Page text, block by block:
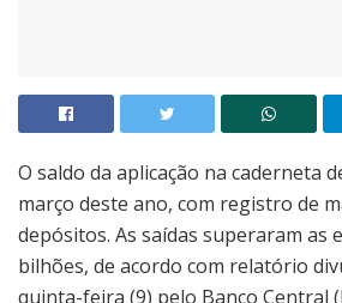
O saldo da aplicação na caderneta
março deste ano, com registro de
depósitos. As saídas superaram as
bilhões, de acordo com relatório
quinta-feira (9) pelo Banco Central